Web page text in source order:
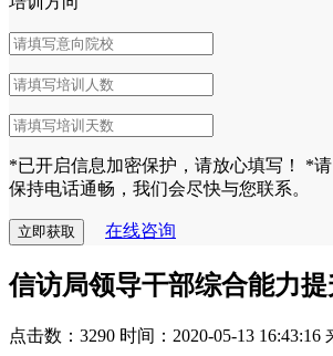
*已开启信息加密保护，请放心填写！
*请
保持电话通畅，我们会尽快与您联系。
在线咨询
信访局领导干部综合能力提
点击数：3290 时间：2020-05-13 16:43:16